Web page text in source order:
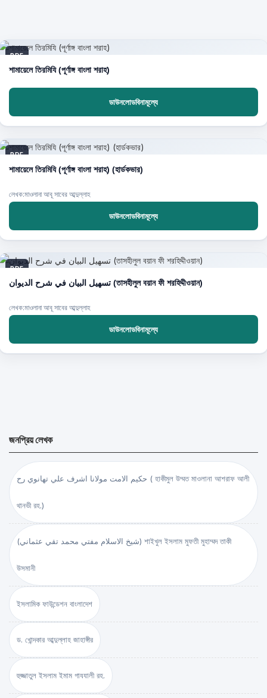
PDF
শামায়েলে তিরমিযি (পূর্ণাঙ্গ বাংলা শরাহ)
ডাউনলোডবিনামূল্যে
PDF
শামায়েলে তিরমিযি (পূর্ণাঙ্গ বাংলা শরাহ) (হার্ডকভার)
লেখক:মাওলানা আবূ সাবের আব্দুল্লাহ
ডাউনলোডবিনামূল্যে
PDF
تسهيل البيان في شرح الديوان (তাসহীলুল বয়ান ফী শরহিদ্দীওয়ান)
লেখক:মাওলানা আবূ সাবের আব্দুল্লাহ
ডাউনলোডবিনামূল্যে
জনপ্রিয় লেখক
حكيم الامت مولانا اشرف علي تهانوي رح ( হাকীমুল উম্মত মাওলানা আশরাফ আলী
থানভী রহ.)
(شيخ الاسلام مفتي محمد تقي عثماني) শাইখুল ইসলাম মুফতী মুহাম্মদ তাকী
উসমানী
ইসলামিক ফাউন্ডেশন বাংলাদেশ
ড. খোন্দকার আব্দুল্লাহ জাহাঙ্গীর
হুজ্জাতুল ইসলাম ইমাম গাযযালী রহ.